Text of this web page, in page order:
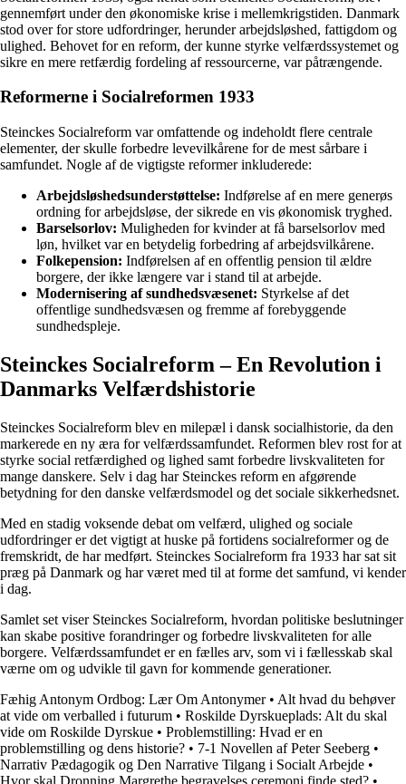
gennemført under den økonomiske krise i mellemkrigstiden. Danmark
stod over for store udfordringer, herunder arbejdsløshed, fattigdom og
ulighed. Behovet for en reform, der kunne styrke velfærdssystemet og
sikre en mere retfærdig fordeling af ressourcerne, var påtrængende.
Reformerne i Socialreformen 1933
Steinckes Socialreform var omfattende og indeholdt flere centrale
elementer, der skulle forbedre levevilkårene for de mest sårbare i
samfundet. Nogle af de vigtigste reformer inkluderede:
Arbejdsløshedsunderstøttelse: Indførelse af en mere generøs
ordning for arbejdsløse, der sikrede en vis økonomisk tryghed.
Barselsorlov: Muligheden for kvinder at få barselsorlov med
løn, hvilket var en betydelig forbedring af arbejdsvilkårene.
Folkepension: Indførelsen af en offentlig pension til ældre
borgere, der ikke længere var i stand til at arbejde.
Modernisering af sundhedsvæsenet: Styrkelse af det
offentlige sundhedsvæsen og fremme af forebyggende
sundhedspleje.
Steinckes Socialreform – En Revolution i
Danmarks Velfærdshistorie
Steinckes Socialreform blev en milepæl i dansk socialhistorie, da den
markerede en ny æra for velfærdssamfundet. Reformen blev rost for at
styrke social retfærdighed og lighed samt forbedre livskvaliteten for
mange danskere. Selv i dag har Steinckes reform en afgørende
betydning for den danske velfærdsmodel og det sociale sikkerhedsnet.
Med en stadig voksende debat om velfærd, ulighed og sociale
udfordringer er det vigtigt at huske på fortidens socialreformer og de
fremskridt, de har medført. Steinckes Socialreform fra 1933 har sat sit
præg på Danmark og har været med til at forme det samfund, vi kender
i dag.
Samlet set viser Steinckes Socialreform, hvordan politiske beslutninger
kan skabe positive forandringer og forbedre livskvaliteten for alle
borgere. Velfærdssamfundet er en fælles arv, som vi i fællesskab skal
værne om og udvikle til gavn for kommende generationer.
Fæhig Antonym Ordbog: Lær Om Antonymer• Alt hvad du behøver
at vide om verballed i futurum • Roskilde Dyrskueplads: Alt du skal
vide om Roskilde Dyrskue • Problemstilling: Hvad er en
problemstilling og dens historie? • 7-1 Novellen af Peter Seeberg •
Narrativ Pædagogik og Den Narrative Tilgang i Socialt Arbejde •
Hvor skal Dronning Margrethe begravelses ceremoni finde sted? •